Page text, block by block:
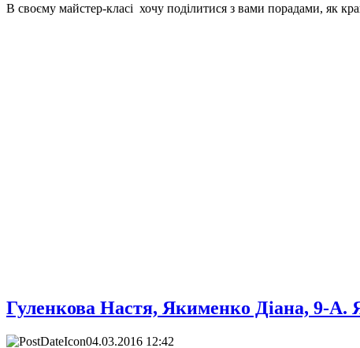
В своєму майстер-класі хочу поділитися з вами порадами, як
Гуленкова Настя, Якименко Діана, 9-А.
04.03.2016 12:42